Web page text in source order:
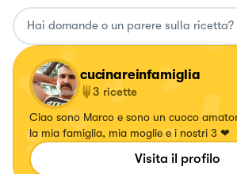
cucinareinfamiglia
3 ricette
Ciao sono Marco e sono un cuoco
la mia famiglia, mia moglie e i nostri 3 ❤
Visita il profilo